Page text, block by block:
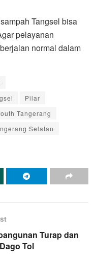
Tangsel bisa
pelayanan
normal dalam
Pilar
Tangerang
Selatan
Turap dan
Tol